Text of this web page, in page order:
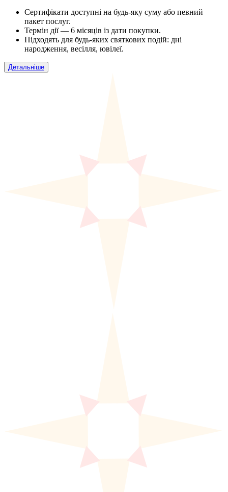
Сертифікати доступні на будь-яку суму або певний
пакет послуг.
Термін дії — 6 місяців із дати покупки.
Підходять для будь-яких святкових подій: дні
народження, весілля, ювілеї.
Детальніше